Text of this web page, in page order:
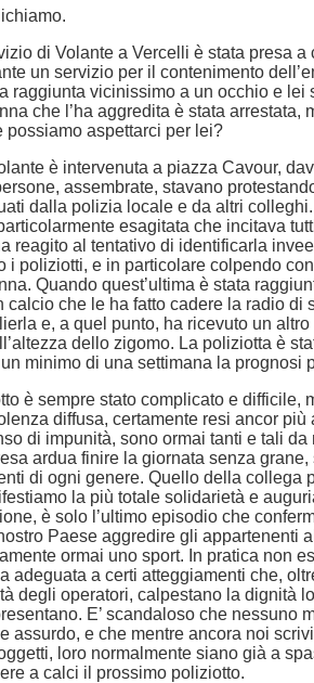
di Volante a Vercelli è stata presa a
un servizio per il contenimento
raggiunta vicinissimo a un occhio e lei
che l’ha aggredita è stata arrestata,
possiamo aspettarci per lei?
è intervenuta a piazza Cavour,
assembrate, stavano
dalla polizia locale e da altri
esagitata che incitava
reagito al tentativo di identificarla
i poliziotti, e in particolare colpendo
Quando quest’ultima è stata
calcio che le ha fatto cadere la radio di
e, a quel punto, ha ricevuto un altro
dello zigomo. La poliziotta è
minimo di una settimana la prognosi
è sempre stato complicato e difficile,
diffusa, certamente resi ancor più
di impunità, sono ormai tanti e tali da
ardua finire la giornata senza grane,
di ogni genere. Quello della collega
la più totale solidarietà e
è solo l’ultimo episodio che
Paese aggredire gli appartenenti
ormai uno sport. In pratica non
adeguata a certi atteggiamenti che,
degli operatori, calpestano la dignità
E’ scandaloso che nessuno
assurdo, e che mentre ancora noi
loro normalmente siano già a
a calci il prossimo poliziotto.